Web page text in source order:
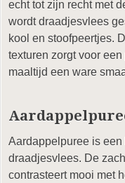
echt tot zijn recht met
wordt draadjesvlees
kool en stoofpeertjes.
texturen zorgt voor
maaltijd een ware
Aardappelpuree is
draadjesvlees. De
contrasteert mooi met